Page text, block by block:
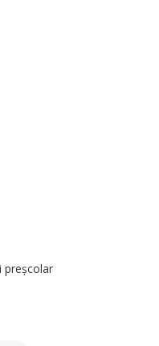
serioasă, răbdătoare,
dezvoltarea lor. In
ca pedagog
dezvolt și mai mult în
își doresc câteva
copilul.
preșcolar